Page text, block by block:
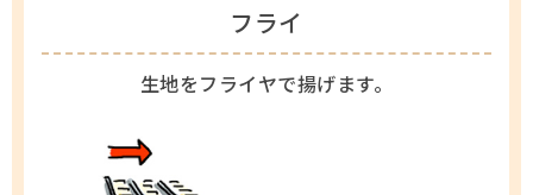
フライ
生地をフライヤで揚げます。